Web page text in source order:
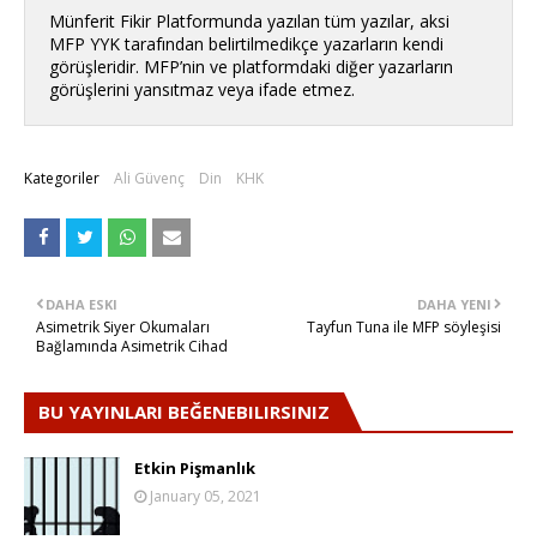
Münferit Fikir Platformunda yazılan tüm yazılar, aksi
MFP YYK tarafından belirtilmedikçe yazarların kendi
görüşleridir. MFP’nin ve platformdaki diğer yazarların
görüşlerini yansıtmaz veya ifade etmez.
Kategoriler Ali Güvenç Din KHK
DAHA YENI
Tayfun Tuna ile MFP söyleşisi
DAHA ESKI
Asimetrik Siyer Okumaları
Bağlamında Asimetrik Cihad
BU YAYINLARI BEĞENEBILIRSINIZ
Etkin Pişmanlık
January 05, 2021